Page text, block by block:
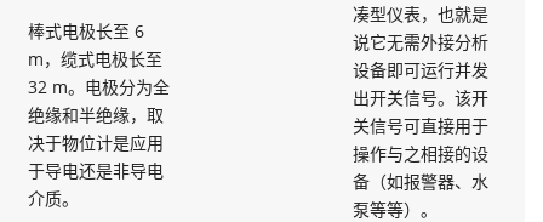
棒式电极长至 6
m，缆式电极长至
32 m。电极分为全
绝缘和半绝缘，取
决于物位计是应用
于导电还是非导电
介质。
凑型仪表，也就是
说它无需外接分析
设备即可运行并发
出开关信号。该开
关信号可直接用于
操作与之相接的设
备（如报警器、水
泵等等）。